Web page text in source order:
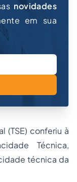
novidades
em sua
(TSE) conferiu à
Técnica,
técnica da